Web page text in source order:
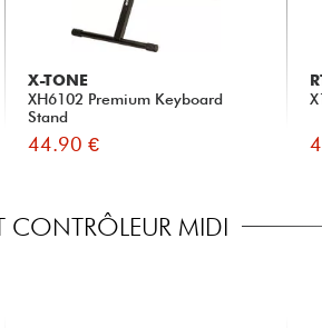
X-TONE
XH6102 Premium Keyboard
Stand
44.90 €
CONTRÔLEUR MIDI